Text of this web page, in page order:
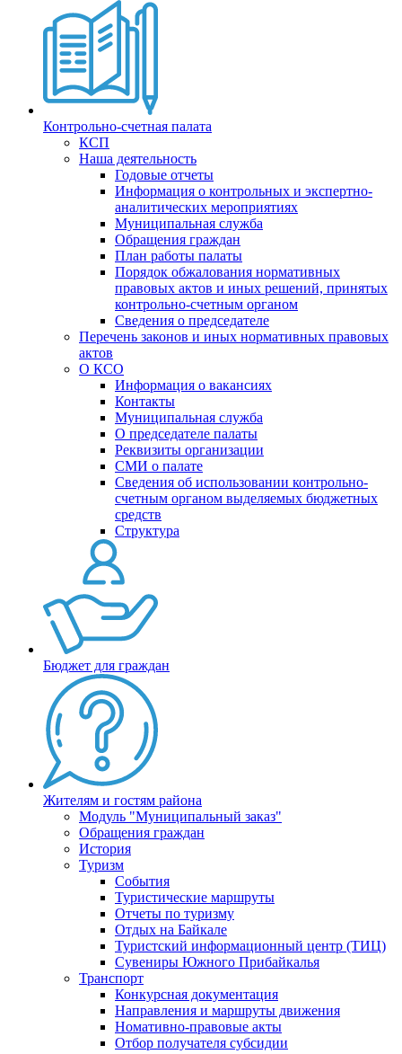
Контрольно-счетная палата
КСП
Наша деятельность
Годовые отчеты
Информация о контрольных и экспертно-
аналитических мероприятиях
Муниципальная служба
Обращения граждан
План работы палаты
Порядок обжалования нормативных
правовых актов и иных решений, принятых
контрольно-счетным органом
Сведения о председателе
Перечень законов и иных нормативных правовых
актов
О КСО
Информация о вакансиях
Контакты
Муниципальная служба
О председателе палаты
Реквизиты организации
СМИ о палате
Сведения об использовании контрольно-
счетным органом выделяемых бюджетных
средств
Структура
Бюджет для граждан
Жителям и гостям района
Модуль "Муниципальный заказ"
Обращения граждан
История
Туризм
События
Туристические маршруты
Отчеты по туризму
Отдых на Байкале
Туристский информационный центр (ТИЦ)
Сувениры Южного Прибайкалья
Транспорт
Конкурсная документация
Направления и маршруты движения
Номативно-правовые акты
Отбор получателя субсидии